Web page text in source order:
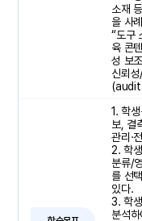
소재
을 사
“도구
육 콘
성 보
신뢰
1. 학
보, 결
관리·
2. 학
분류/
를 선
있다.
3. 학
분석